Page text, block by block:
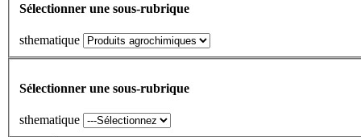
Sélectionner une sous-rubrique
sthematique
Sélectionner une sous-rubrique
sthematique